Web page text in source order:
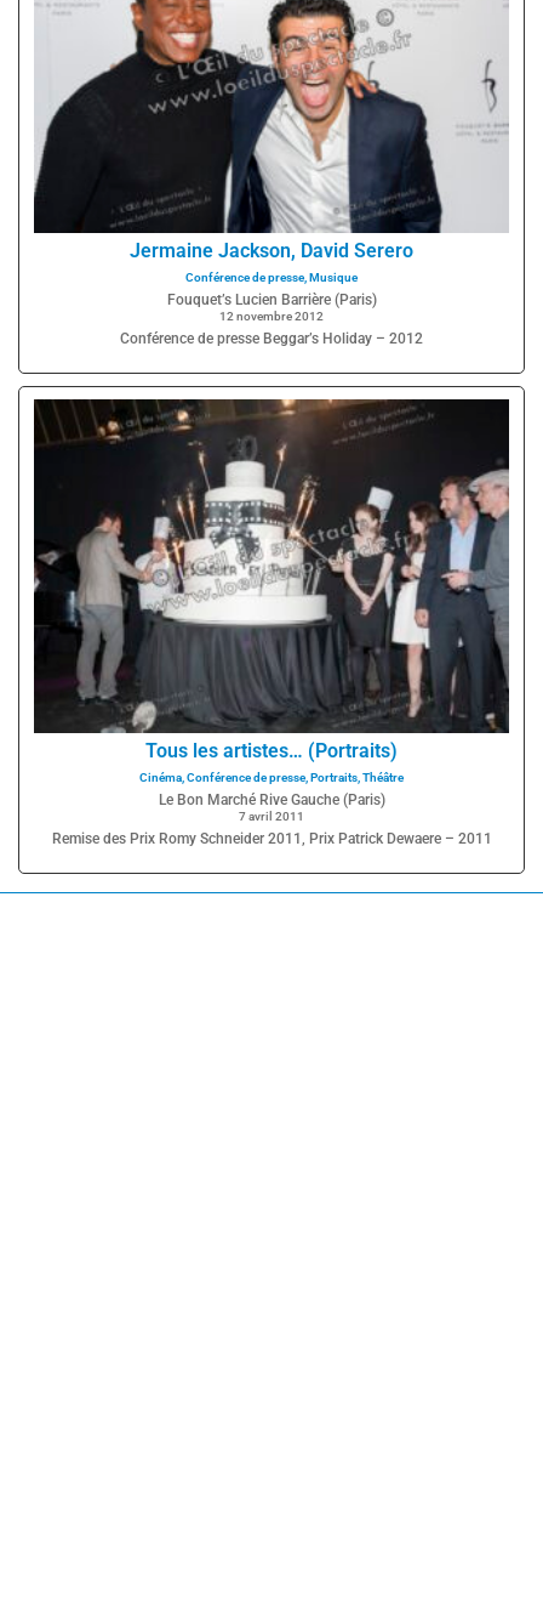
Jermaine Jackson, David Serero
Conférence de presse,Musique
Fouquet’s Lucien Barrière (Paris)
12 novembre 2012
Conférence de presse Beggar’s Holiday – 2012
Tous les artistes… (Portraits)
Cinéma,Conférence de presse,Portraits,Théâtre
Le Bon Marché Rive Gauche (Paris)
7 avril 2011
Remise des Prix Romy Schneider 2011, Prix Patrick Dewaere – 2011